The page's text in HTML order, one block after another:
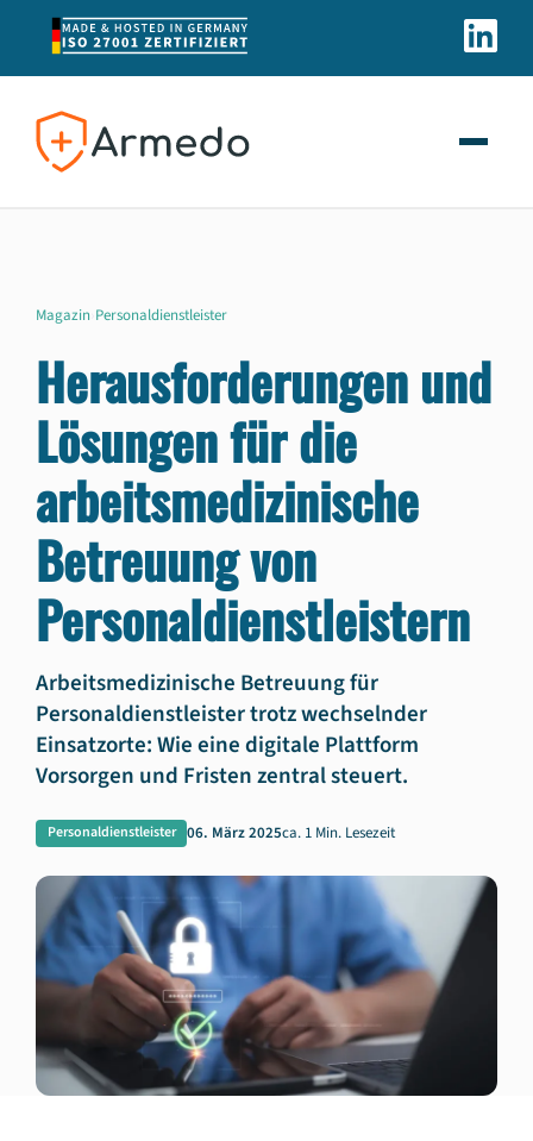
Magazin Personaldienstleister
Herausforderungen und
Lösungen für die
arbeitsmedizinische
Betreuung von
Personaldienstleistern
Arbeitsmedizinische Betreuung für
Personaldienstleister trotz wechselnder
Einsatzorte: Wie eine digitale Plattform
Vorsorgen und Fristen zentral steuert.
Personaldienstleister 06. März 2025ca. 1 Min. Lesezeit